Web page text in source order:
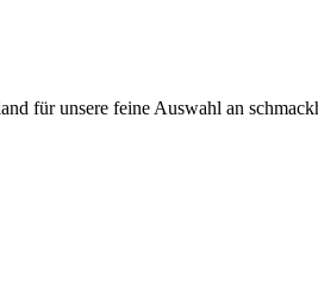
für unsere feine Auswahl an